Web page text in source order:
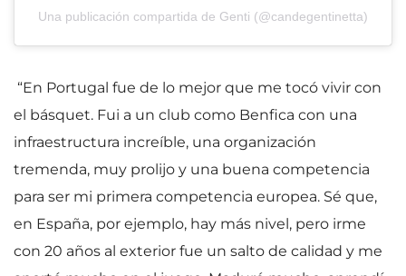
Una publicación compartida de Genti (@candegentinetta)
“En Portugal fue de lo mejor que me tocó vivir con
el básquet. Fui a un club como Benfica con una
infraestructura increíble, una organización
tremenda, muy prolijo y una buena competencia
para ser mi primera competencia europea. Sé que,
en España, por ejemplo, hay más nivel, pero irme
con 20 años al exterior fue un salto de calidad y me